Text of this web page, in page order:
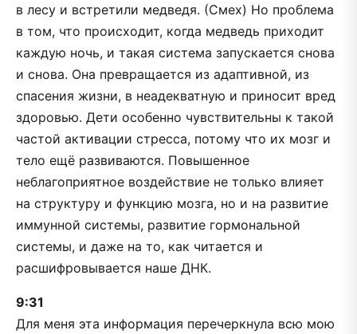
в лесу и встретили медведя. (Смех) Но проблема
в том, что происходит, когда медведь приходит
каждую ночь, и такая система запускается снова
и снова. Она превращается из адаптивной, из
спасения жизни, в неадекватную и приносит вред
здоровью. Дети особенно чувствительны к такой
частой активации стресса, потому что их мозг и
тело ещё развиваются. Повышенное
неблагоприятное воздействие не только влияет
на структуру и функцию мозга, но и на развитие
иммунной системы, развитие гормональной
системы, и даже на то, как читается и
расшифровывается наше ДНК.
9:31
Для меня эта информация перечеркнула всю мою